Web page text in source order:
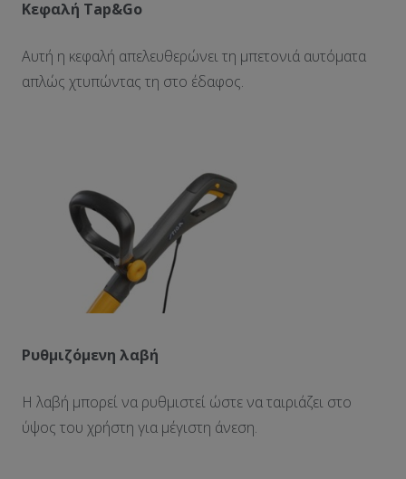
Κεφαλή Tap&Go
Αυτή η κεφαλή απελευθερώνει τη μπετονιά αυτόματα
απλώς χτυπώντας τη στο έδαφος.
Ρυθμιζόμενη λαβή
Η λαβή μπορεί να ρυθμιστεί ώστε να ταιριάζει στο
ύψος του χρήστη για μέγιστη άνεση.